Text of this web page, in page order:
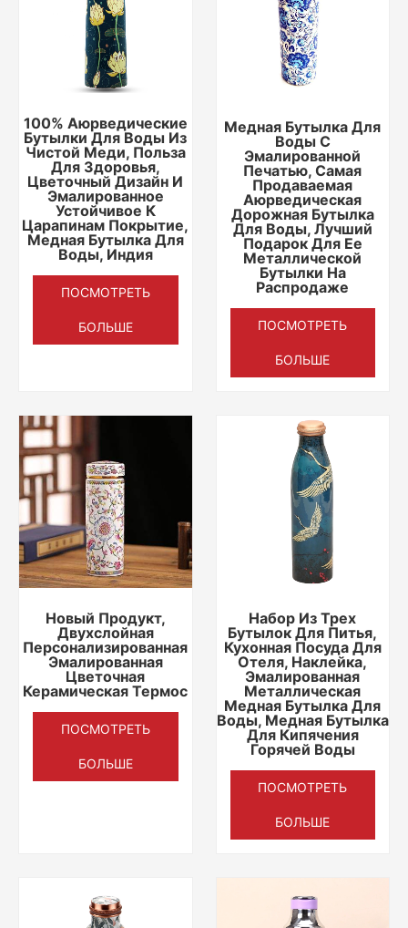
100% Аюрведические
Бутылки Для Воды Из
Чистой Меди, Польза
Для Здоровья,
Цветочный Дизайн И
Эмалированное
Устойчивое К
Царапинам Покрытие,
Медная Бутылка Для
Воды, Индия
ПОСМОТРЕТЬ
БОЛЬШЕ
Медная Бутылка Для
Воды С
Эмалированной
Печатью, Самая
Продаваемая
Аюрведическая
Дорожная Бутылка
Для Воды, Лучший
Подарок Для Ее
Металлической
Бутылки На
Распродаже
ПОСМОТРЕТЬ
БОЛЬШЕ
Новый Продукт,
Двухслойная
Персонализированная
Эмалированная
Цветочная
Керамическая Термос
ПОСМОТРЕТЬ
БОЛЬШЕ
Набор Из Трех
Бутылок Для Питья,
Кухонная Посуда Для
Отеля, Наклейка,
Эмалированная
Металлическая
Медная Бутылка Для
Воды, Медная Бутылка
Для Кипячения
Горячей Воды
ПОСМОТРЕТЬ
БОЛЬШЕ